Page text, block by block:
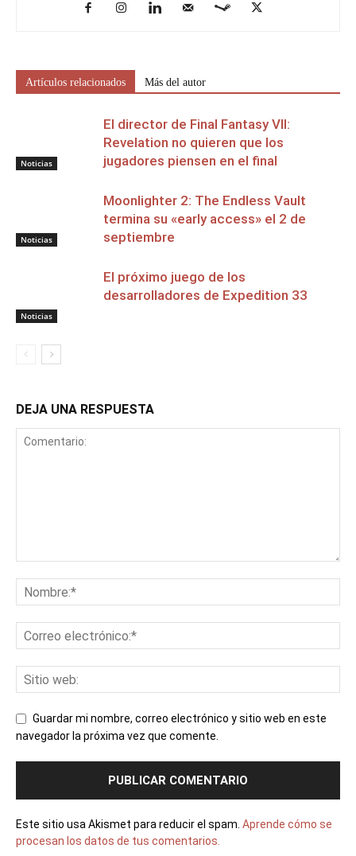
Artículos relacionados Más del autor
Noticias
El director de Final Fantasy VII:
Revelation no quieren que los
jugadores piensen en el final
Noticias
Moonlighter 2: The Endless Vault
termina su «early access» el 2 de
septiembre
Noticias
El próximo juego de los
desarrolladores de Expedition 33
DEJA UNA RESPUESTA
Guardar mi nombre, correo electrónico y sitio web en este
navegador la próxima vez que comente.
Este sitio usa Akismet para reducir el spam. Aprende cómo se
procesan los datos de tus comentarios.